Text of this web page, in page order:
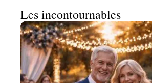
Les incontournables